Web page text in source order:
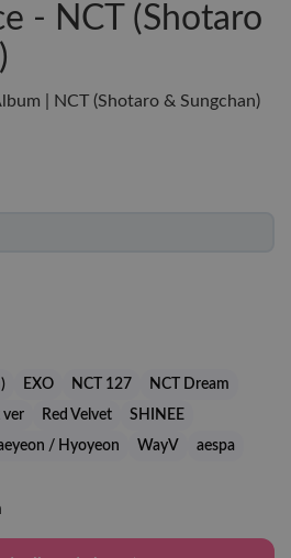
- NCT (Shotaro
| NCT (Shotaro & Sungchan)
EXO NCT 127
NCT Dream
ver Red Velvet
SHINEE
/ Hyoyeon WayV aespa